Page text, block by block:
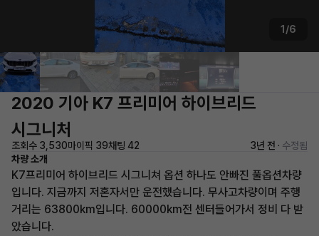
1/6
2020 기아 K7 프리미어 하이브리드
시그니처
조회수 3,530마이픽 39채팅 42 3년 전 · 수정됨
차량 소개
K7프리미어 하이브리드 시그니쳐 옵션 하나도 안빠진 풀옵션차량
입니다. 지금까지 저혼자서만 운전했습니다. 무사고차량이며 주행
거리는 63800km입니다. 60000km전 센터들어가서 정비 다 받
았습니다.